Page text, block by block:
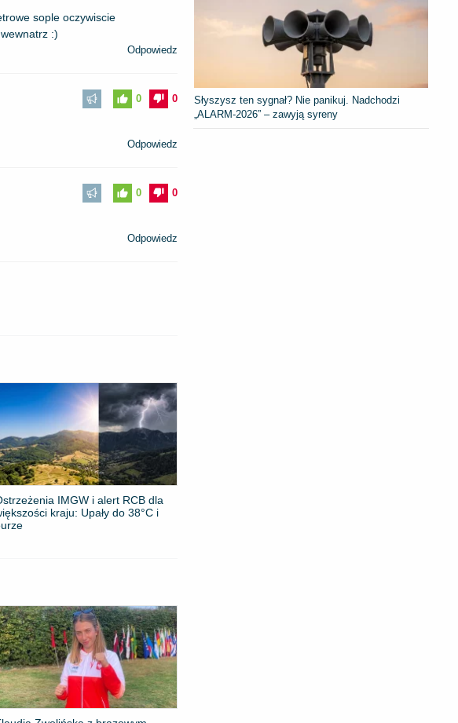
sople oczywiscie
:)
Odpowiedz
0
0
Odpowiedz
0
0
Odpowiedz
IMGW i alert RCB dla
kraju: Upały do 38°C i
Słyszysz ten sygnał? Nie panikuj. Nadchodzi
„ALARM-2026” – zawyją syreny